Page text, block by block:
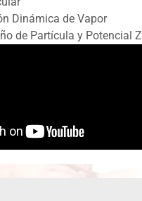
Dinámica de Vapor
de Partícula y Potencial Z